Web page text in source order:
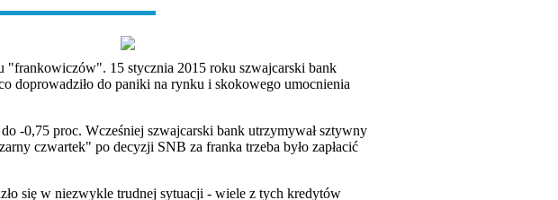
"frankowiczów". 15 stycznia 2015 roku szwajcarski bank
doprowadziło do paniki na rynku i skokowego umocnienia
-0,75 proc. Wcześniej szwajcarski bank utrzymywał sztywny
czwartek" po decyzji SNB za franka trzeba było zapłacić
się w niezwykle trudnej sytuacji - wiele z tych kredytów